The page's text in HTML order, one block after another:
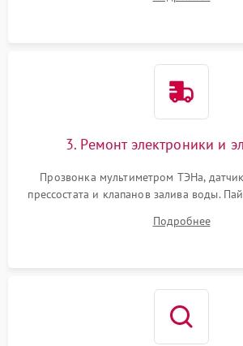
крестовины на износ, а манжеты
3. Ремонт электроники и
Прозвонка мультиметром ТЭНа,
прессостата и клапанов залива воды.
Восстановление целостности
Подробнее